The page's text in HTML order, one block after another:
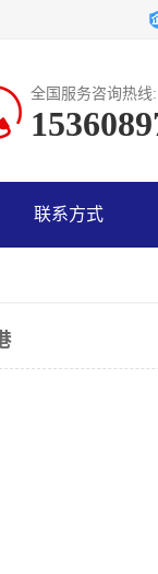
全国服务咨询热线:
联系方式